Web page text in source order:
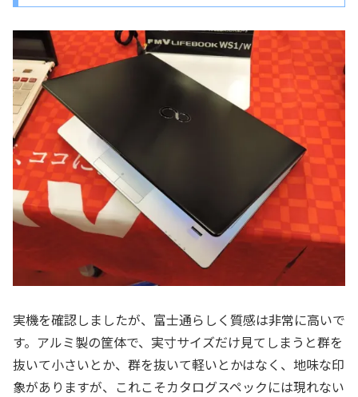
実機を確認しましたが、富士通らしく質感は非常に高いで
す。アルミ製の筐体で、実寸サイズだけ見てしまうと群を
抜いて小さいとか、群を抜いて軽いとかはなく、地味な印
象がありますが、これこそカタログスペックには現れない